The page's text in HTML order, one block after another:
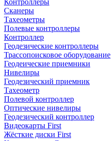
Контроллеры
Сканеры
Тахеометры
Полевые контроллеры
Контроллер
Геодезические контроллеры
Трассопоисковое оборудование
Геодеические приемники
Нивелиры
Геодезический приемник
Тахеометр
Полевой контроллер
Оптические нивелиры
Геодезический контроллер
Видеокарты First
Жёсткие диски First